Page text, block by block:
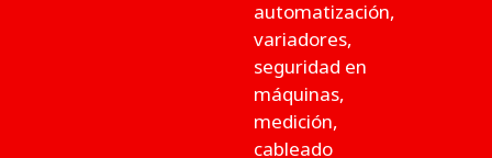
automatización,
variadores,
seguridad en
máquinas,
medición,
cableado